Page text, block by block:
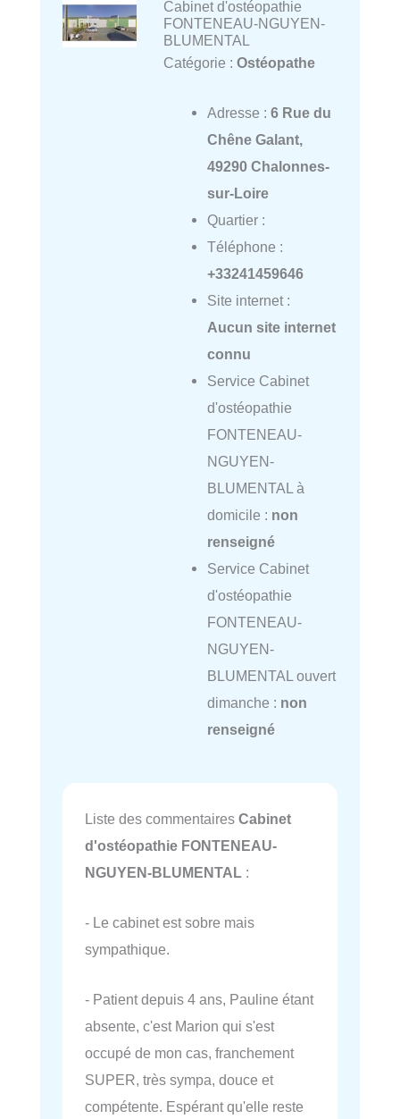
Cabinet d'ostéopathie
FONTENEAU-NGUYEN-
BLUMENTAL
Catégorie : Ostéopathe
Adresse : 6 Rue du
Chêne Galant,
49290 Chalonnes-
sur-Loire
Quartier :
Téléphone :
+33241459646
Site internet :
Aucun site internet
connu
Service Cabinet
d'ostéopathie
FONTENEAU-
NGUYEN-
BLUMENTAL à
domicile : non
renseigné
Service Cabinet
d'ostéopathie
FONTENEAU-
NGUYEN-
BLUMENTAL ouvert
dimanche : non
renseigné
Liste des commentaires Cabinet
d'ostéopathie FONTENEAU-
NGUYEN-BLUMENTAL :
- Le cabinet est sobre mais
sympathique.
- Patient depuis 4 ans, Pauline étant
absente, c'est Marion qui s'est
occupé de mon cas, franchement
SUPER, très sympa, douce et
compétente. Espérant qu'elle reste